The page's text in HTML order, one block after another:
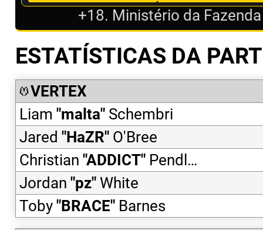
+18. Ministério da
ESTATÍSTICAS DA
VERTEX
Liam "malta" Schembri
Jared "HaZR" O'Bree
Christian "ADDICT" Pendleton
Jordan "pz" White
Toby "BRACE" Barnes